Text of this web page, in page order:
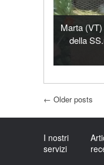
Marta
della
Post navigation
← Older posts
I nostri
servizi